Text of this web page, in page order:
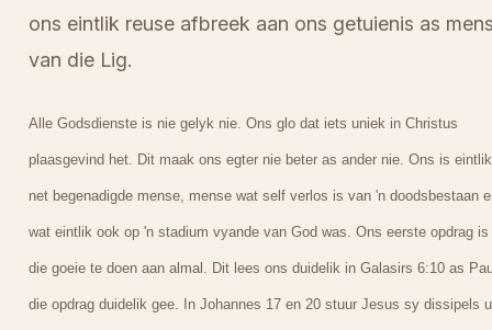
ons eintlik reuse afbreek aan ons getuienis as
van die Lig.
Alle Godsdienste is nie gelyk nie. Ons glo dat iets uniek in Christus
plaasgevind het. Dit maak ons egter nie beter as ander nie. Ons is eintlik
net begenadigde mense, mense wat self verlos is van 'n doodsbestaan
wat eintlik ook op 'n stadium vyande van God was. Ons eerste opdrag is
die goeie te doen aan almal. Dit lees ons duidelik in Galasirs 6:10 as
die opdrag duidelik gee. In Johannes 17 en 20 stuur Jesus sy dissipels